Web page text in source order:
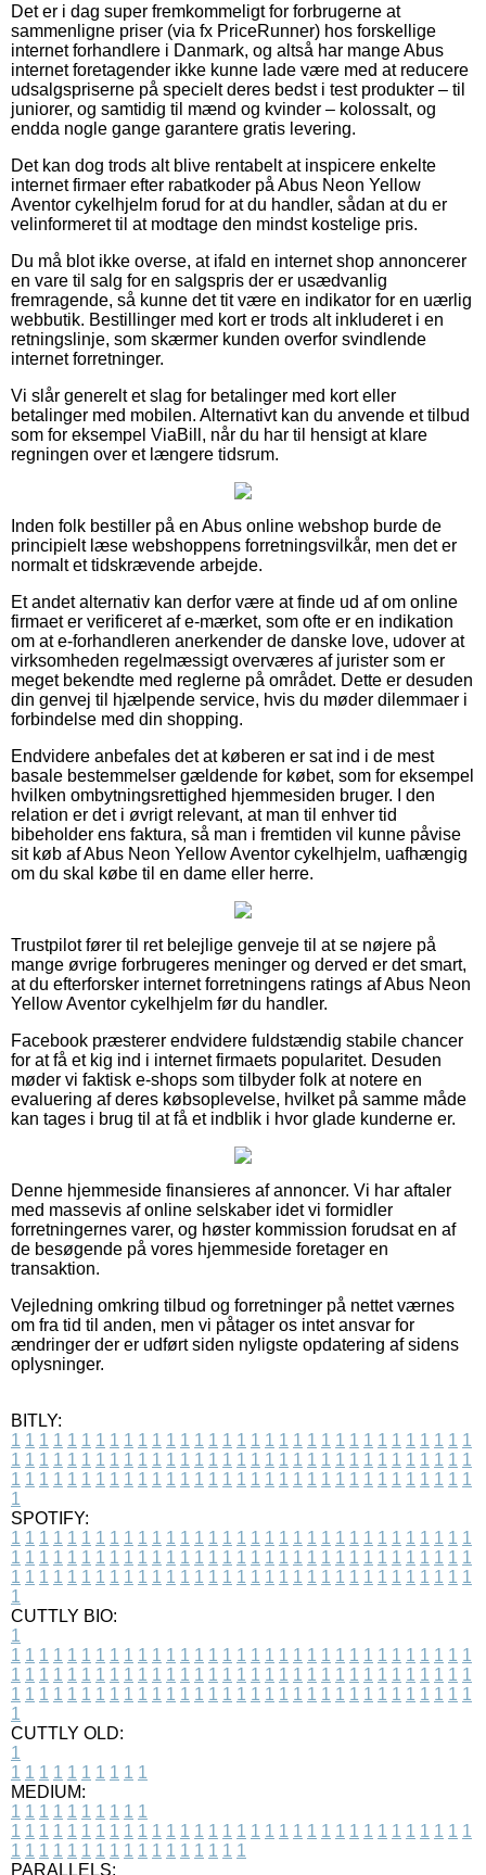
Det er i dag super fremkommeligt for forbrugerne at
sammenligne priser (via fx PriceRunner) hos forskellige
internet forhandlere i Danmark, og altså har mange Abus
internet foretagender ikke kunne lade være med at reducere
udsalgspriserne på specielt deres bedst i test produkter – til
juniorer, og samtidig til mænd og kvinder – kolossalt, og
endda nogle gange garantere gratis levering.
Det kan dog trods alt blive rentabelt at inspicere enkelte
internet firmaer efter rabatkoder på Abus Neon Yellow
Aventor cykelhjelm forud for at du handler, sådan at du er
velinformeret til at modtage den mindst kostelige pris.
Du må blot ikke overse, at ifald en internet shop annoncerer
en vare til salg for en salgspris der er usædvanlig
fremragende, så kunne det tit være en indikator for en uærlig
webbutik. Bestillinger med kort er trods alt inkluderet i en
retningslinje, som skærmer kunden overfor svindlende
internet forretninger.
Vi slår generelt et slag for betalinger med kort eller
betalinger med mobilen. Alternativt kan du anvende et tilbud
som for eksempel ViaBill, når du har til hensigt at klare
regningen over et længere tidsrum.
Inden folk bestiller på en Abus online webshop burde de
principielt læse webshoppens forretningsvilkår, men det er
normalt et tidskrævende arbejde.
Et andet alternativ kan derfor være at finde ud af om online
firmaet er verificeret af e-mærket, som ofte er en indikation
om at e-forhandleren anerkender de danske love, udover at
virksomheden regelmæssigt overværes af jurister som er
meget bekendte med reglerne på området. Dette er desuden
din genvej til hjælpende service, hvis du møder dilemmaer i
forbindelse med din shopping.
Endvidere anbefales det at køberen er sat ind i de mest
basale bestemmelser gældende for købet, som for eksempel
hvilken ombytningsrettighed hjemmesiden bruger. I den
relation er det i øvrigt relevant, at man til enhver tid
bibeholder ens faktura, så man i fremtiden vil kunne påvise
sit køb af Abus Neon Yellow Aventor cykelhjelm, uafhængig
om du skal købe til en dame eller herre.
Trustpilot fører til ret belejlige genveje til at se nøjere på
mange øvrige forbrugeres meninger og derved er det smart,
at du efterforsker internet forretningens ratings af Abus Neon
Yellow Aventor cykelhjelm før du handler.
Facebook præsterer endvidere fuldstændig stabile chancer
for at få et kig ind i internet firmaets popularitet. Desuden
møder vi faktisk e-shops som tilbyder folk at notere en
evaluering af deres købsoplevelse, hvilket på samme måde
kan tages i brug til at få et indblik i hvor glade kunderne er.
Denne hjemmeside finansieres af annoncer. Vi har aftaler
med massevis af online selskaber idet vi formidler
forretningernes varer, og høster kommission forudsat en af
de besøgende på vores hjemmeside foretager en
transaktion.
Vejledning omkring tilbud og forretninger på nettet værnes
om fra tid til anden, men vi påtager os intet ansvar for
ændringer der er udført siden nyligste opdatering af sidens
oplysninger.
BITLY:
1 1 1 1 1 1 1 1 1 1 1 1 1 1 1 1 1 1 1 1 1 1 1 1 1 1 1 1 1 1 1 1 1
1 1 1 1 1 1 1 1 1 1 1 1 1 1 1 1 1 1 1 1 1 1 1 1 1 1 1 1 1 1 1 1 1
1 1 1 1 1 1 1 1 1 1 1 1 1 1 1 1 1 1 1 1 1 1 1 1 1 1 1 1 1 1 1 1 1
1
SPOTIFY:
1 1 1 1 1 1 1 1 1 1 1 1 1 1 1 1 1 1 1 1 1 1 1 1 1 1 1 1 1 1 1 1 1
1 1 1 1 1 1 1 1 1 1 1 1 1 1 1 1 1 1 1 1 1 1 1 1 1 1 1 1 1 1 1 1 1
1 1 1 1 1 1 1 1 1 1 1 1 1 1 1 1 1 1 1 1 1 1 1 1 1 1 1 1 1 1 1 1 1
1
CUTTLY BIO:
1
1 1 1 1 1 1 1 1 1 1 1 1 1 1 1 1 1 1 1 1 1 1 1 1 1 1 1 1 1 1 1 1 1
1 1 1 1 1 1 1 1 1 1 1 1 1 1 1 1 1 1 1 1 1 1 1 1 1 1 1 1 1 1 1 1 1
1 1 1 1 1 1 1 1 1 1 1 1 1 1 1 1 1 1 1 1 1 1 1 1 1 1 1 1 1 1 1 1 1
1
CUTTLY OLD:
1
1 1 1 1 1 1 1 1 1 1
MEDIUM:
1 1 1 1 1 1 1 1 1 1
1 1 1 1 1 1 1 1 1 1 1 1 1 1 1 1 1 1 1 1 1 1 1 1 1 1 1 1 1 1 1 1 1
1 1 1 1 1 1 1 1 1 1 1 1 1 1 1 1 1
PARALLELS: